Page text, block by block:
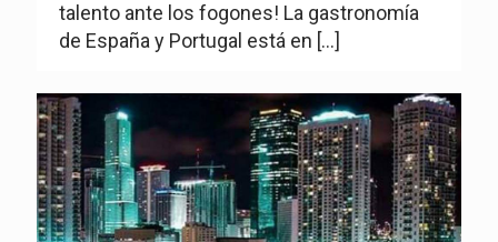
talento ante los fogones! La gastronomía
de España y Portugal está en […]